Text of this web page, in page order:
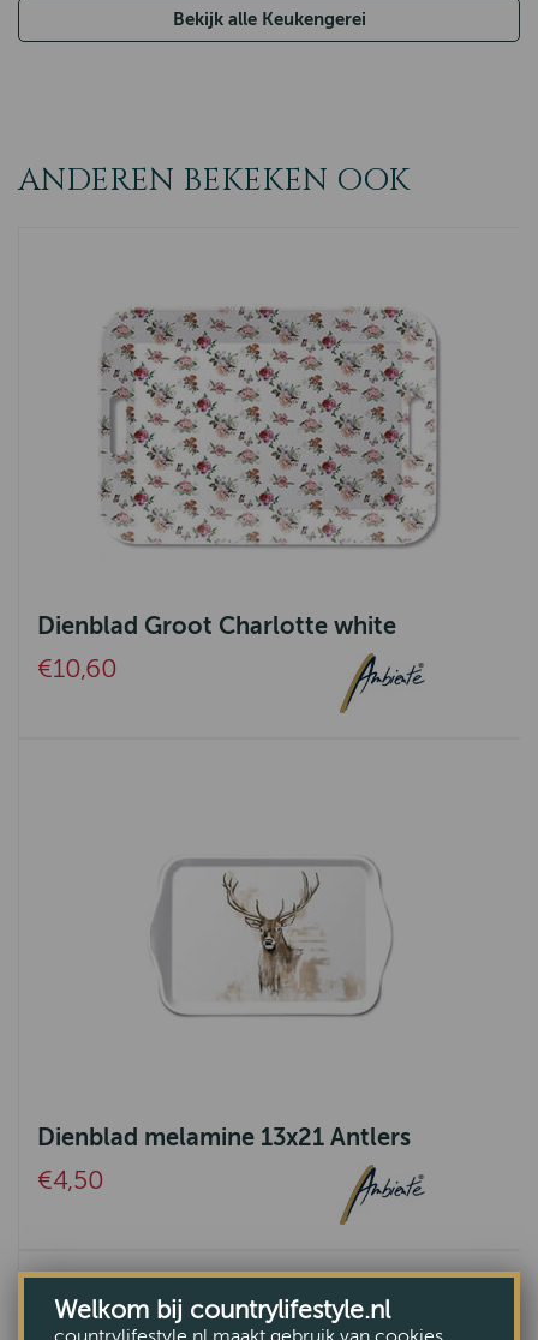
Bekijk alle Keukengerei
ANDEREN BEKEKEN OOK
Dienblad Groot Charlotte white
€10,60
Dienblad melamine 13x21 Antlers
€4,50
Welkom bij countrylifestyle.nl